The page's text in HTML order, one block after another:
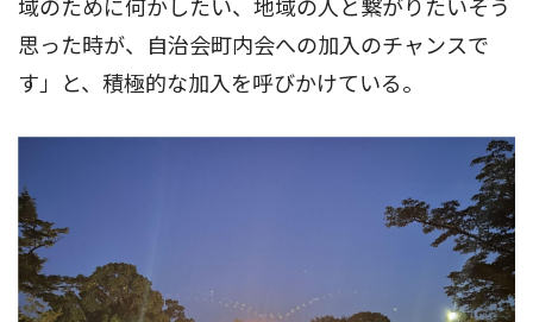
域のために何かしたい、地域の人と繋がりたいそう
思った時が、自治会町内会への加入のチャンスで
す」と、積極的な加入を呼びかけている。